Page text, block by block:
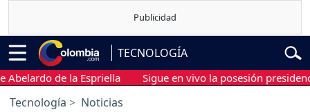
TECNOLOGÍA
de la Espriella Sigue en vivo la posesión presidencial
Tecnología Noticias